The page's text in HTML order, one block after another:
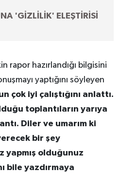
'GİZLİLİK' ELEŞTİRİSİ
rapor hazırlandığı bilgisini
yaptığını söyleyen
çok iyi çalıştığını anlattı.
toplantıların yarıya
Diler ve umarım ki
bir şey
yapmış olduğunuz
bile yazdırmaya